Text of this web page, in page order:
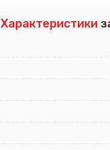
Характеристики